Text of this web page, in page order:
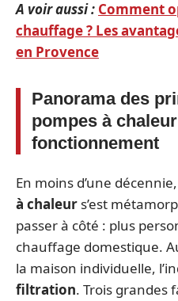
A voir aussi : Comment
chauffage ? Les
en Provence
Panorama des
pompes à
fonctionnement
En moins d’une
à chaleur s’est
passer à côté : plus
chauffage domestique.
la maison individuelle,
filtration. Trois grandes